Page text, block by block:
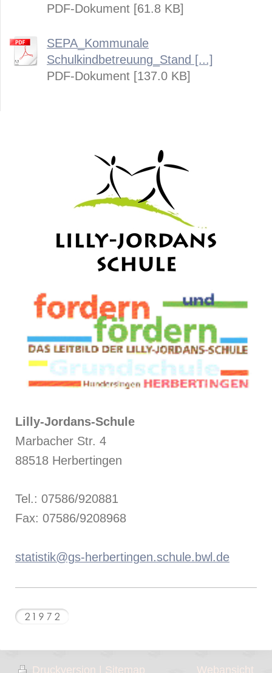
PDF-Dokument [61.8 KB]
SEPA_Kommunale
Schulkindbetreuung_Stand [...]
PDF-Dokument [137.0 KB]
Lilly-Jordans-Schule
Marbacher Str. 4
88518 Herbertingen
Tel.: 07586/920881
Fax: 07586/9208968
statistik@gs-herbertingen.schule.bwl.de
Druckversion | Sitemap Webansicht